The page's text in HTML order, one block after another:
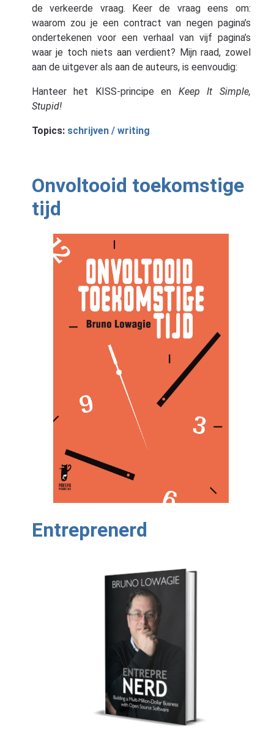
de verkeerde vraag. Keer de vraag eens om:
waarom zou je een contract van negen pagina’s
ondertekenen voor een verhaal van vijf pagina’s
waar je toch niets aan verdient? Mijn raad, zowel
aan de uitgever als aan de auteurs, is eenvoudig:
Hanteer het KISS-principe en Keep It Simple,
Stupid!
Topics: schrijven / writing
Onvoltooid toekomstige
tijd
Entreprenerd